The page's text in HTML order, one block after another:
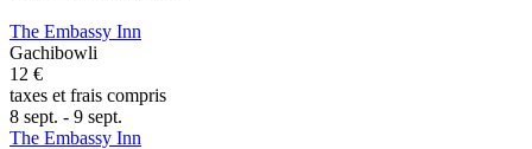
The Embassy Inn
Gachibowli
12 €
taxes et frais compris
8 sept. - 9 sept.
The Embassy Inn